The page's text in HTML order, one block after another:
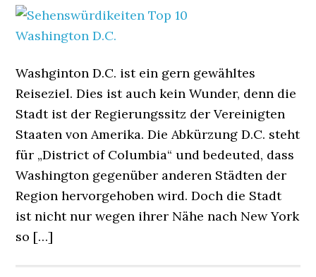
Washginton D.C. ist ein gern gewähltes
Reiseziel. Dies ist auch kein Wunder, denn die
Stadt ist der Regierungssitz der Vereinigten
Staaten von Amerika. Die Abkürzung D.C. steht
für „District of Columbia“ und bedeuted, dass
Washington gegenüber anderen Städten der
Region hervorgehoben wird. Doch die Stadt
ist nicht nur wegen ihrer Nähe nach New York
so […]